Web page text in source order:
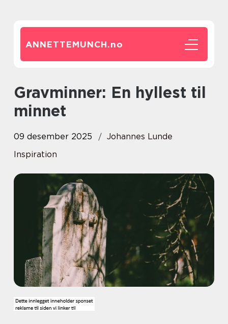
ANNETTEMUNCH.no
Gravminner: En hyllest til
minnet
09 desember 2025
Johannes Lunde
Inspiration